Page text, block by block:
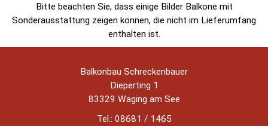
Bitte beachten Sie, dass einige Bilder Balkone mit
Sonderausstattung zeigen können, die nicht im Lieferumfang
enthalten ist.
Balkonbau Schreckenbauer
Dieperting 1
83329 Waging am See
Tel.: 08681 / 1465